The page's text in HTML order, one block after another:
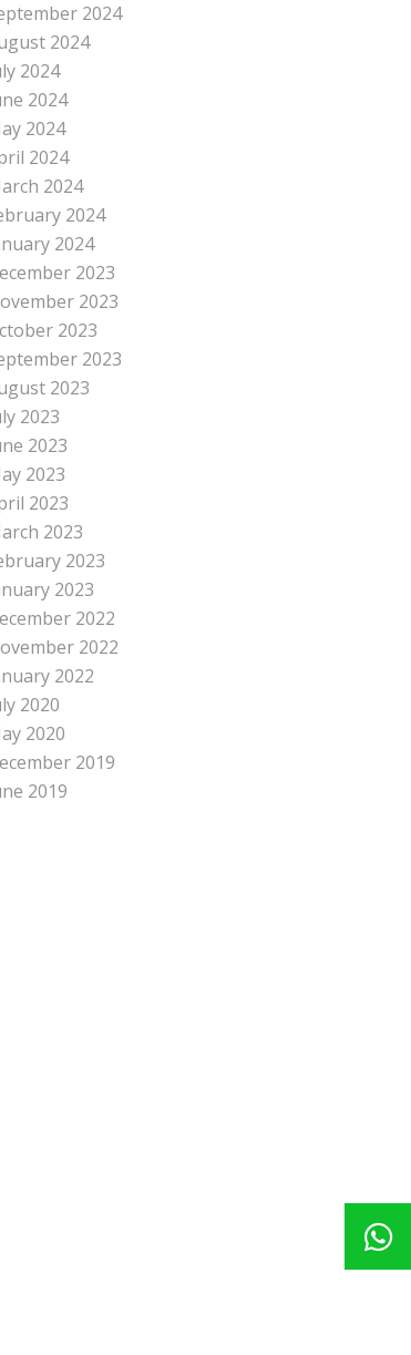
2024
2024
2024
2024
2024
2024
2024
2024
2024
2023
2023
2023
2023
2023
2023
2023
2023
2023
2023
2023
2023
2022
2022
2022
2020
2020
2019
2019